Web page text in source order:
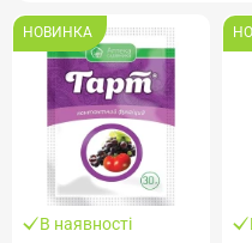
НОВИНКА
В наявності